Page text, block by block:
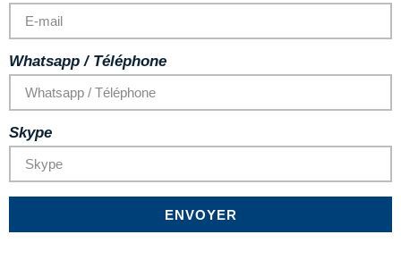
Whatsapp / Téléphone
Skype
ENVOYER